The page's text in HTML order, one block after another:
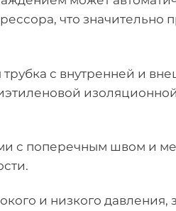
что
с внутренней и
с поперечным швом и
и низкого